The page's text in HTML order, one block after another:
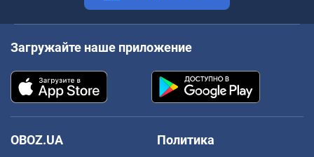
Загружайте наше приложение
OBOZ.UA
Политика